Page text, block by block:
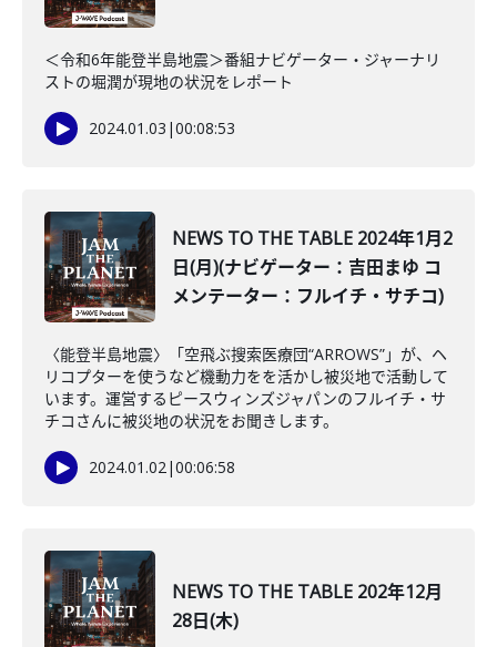
＜令和6年能登半島地震＞番組ナビゲーター・ジャーナリ
ストの堀潤が現地の状況をレポート
2024.01.03 |00:08:53
NEWS TO THE TABLE 2024年1月2
日(月)(ナビゲーター：吉田まゆ コ
メンテーター：フルイチ・サチコ)
〈能登半島地震〉「空飛ぶ搜索医療団“ARROWS”」が、ヘ
リコプターを使うなど機動力をを活かし被災地で活動して
います。運営するピースウィンズジャパンのフルイチ・サ
チコさんに被災地の状況をお聞きします。
2024.01.02|00:06:58
NEWS TO THE TABLE 202年12月
28日(木)